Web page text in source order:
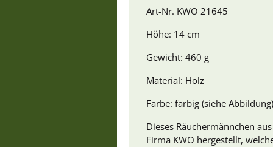
Art-Nr. KWO 21645
Höhe: 14 cm
Gewicht: 460 g
Material: Holz
Farbe: farbig (siehe Abbildung)
Dieses Räuchermännchen
Firma KWO hergestellt,